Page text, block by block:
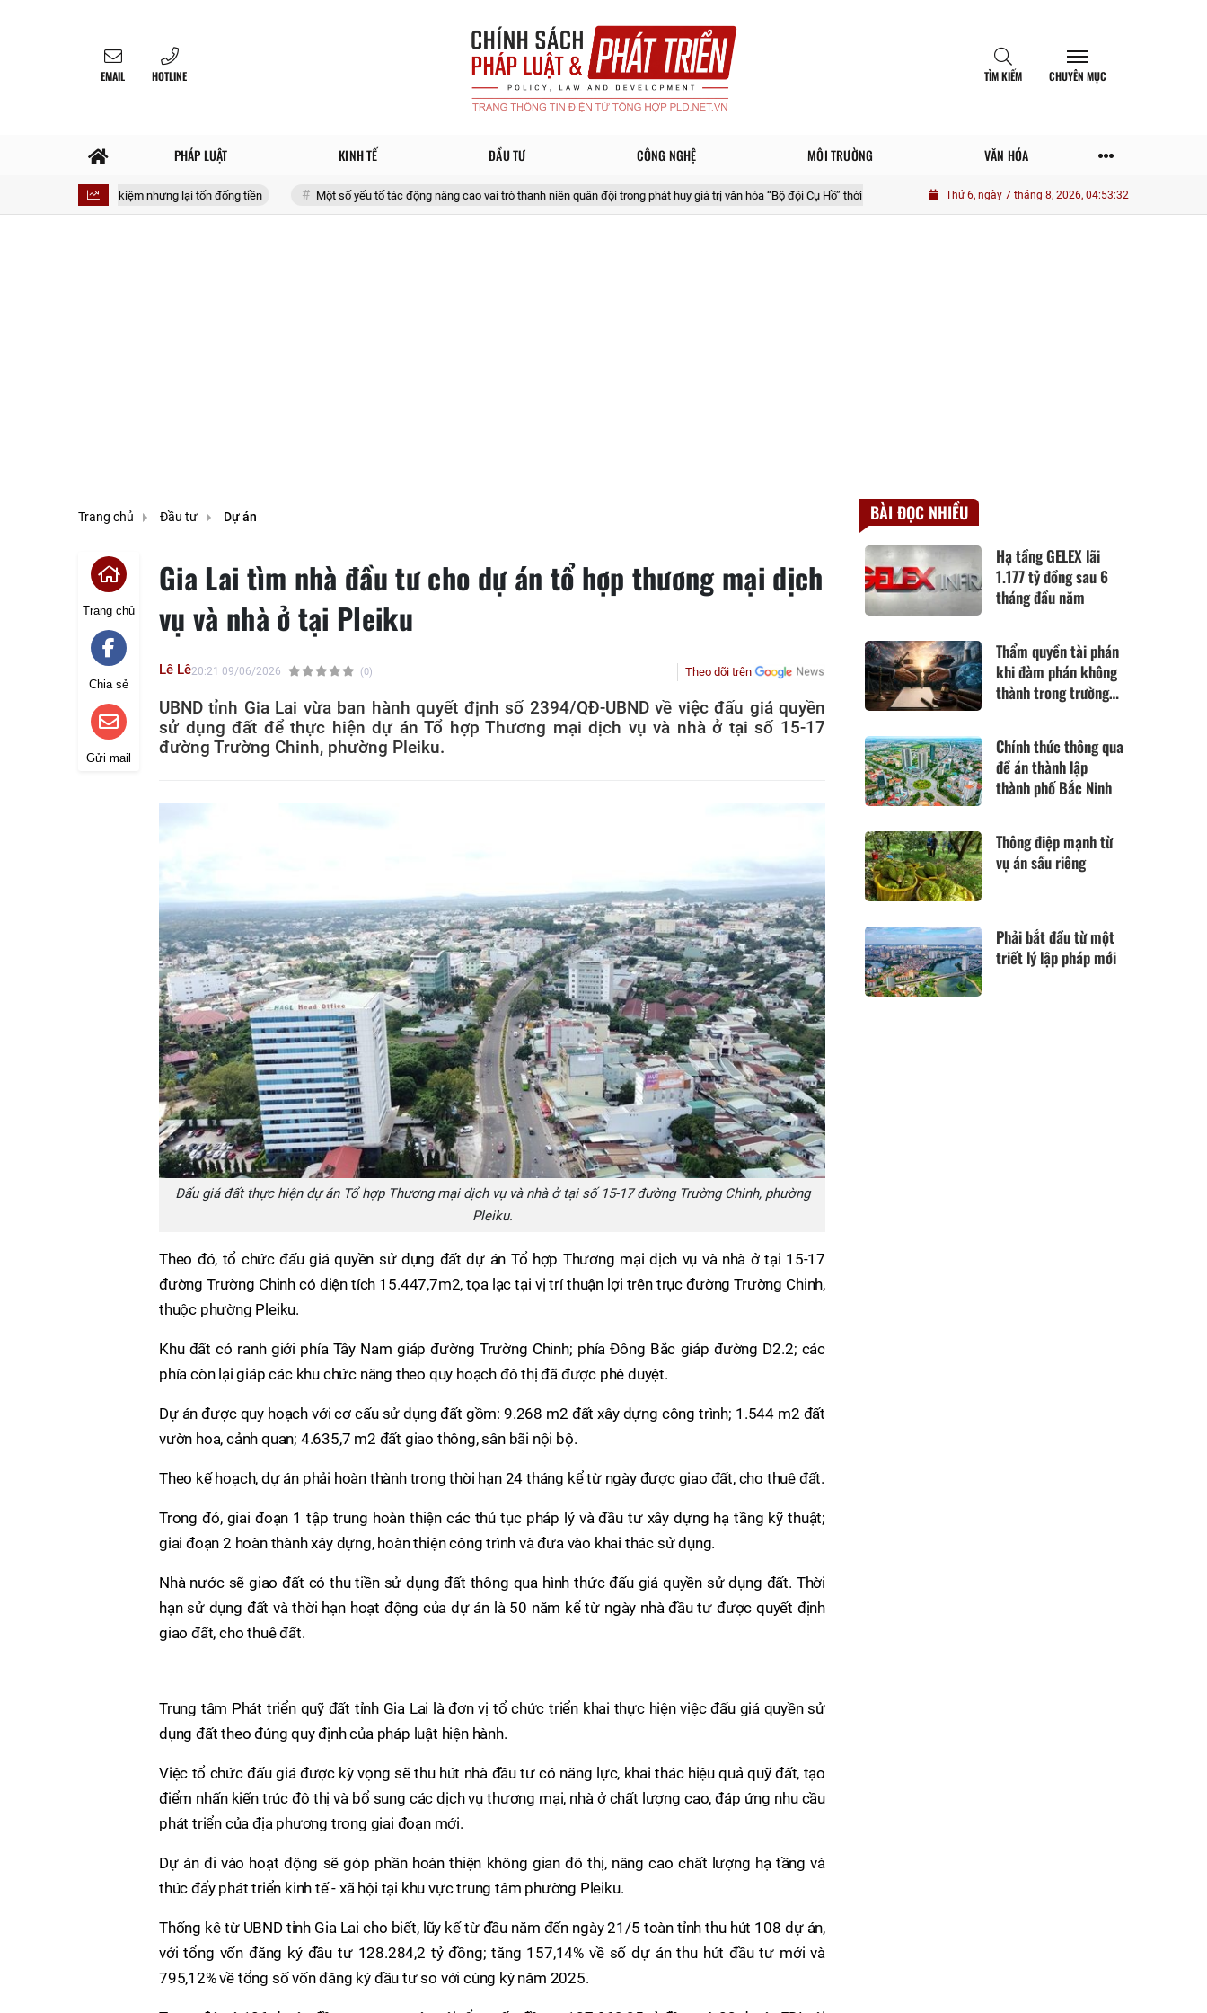
EMAIL HOTLINE TÌM KIẾM CHUYÊN MỤC
PHÁP LUẬT KINH TẾ ĐẦU TƯ CÔNG NGHỆ MÔI TRƯỜNG VĂN HÓA
tưởng tiết kiệm nhưng lại tốn đống tiền Một số yếu tố tác động nâng cao vai trò thanh niên quân đội trong phát huy giá trị văn hóa “Bộ đội Cụ Hồ” thời kỳ mới Hé lộ trung tâm động lực trong điều chỉnh quy hoạch Nghệ An
Thứ 6, ngày 7 tháng 8, 2026, 04:53:34
Trang chủ Đầu tư Dự án
Trang chủ
Chia sẻ
Gửi mail
Gia Lai tìm nhà đầu tư cho dự án tổ hợp thương mại dịch
vụ và nhà ở tại Pleiku
Lê Lê20:21 09/06/2026 (0) Theo dõi trên
UBND tỉnh Gia Lai vừa ban hành quyết định số 2394/QĐ-UBND về việc đấu giá quyền
sử dụng đất để thực hiện dự án Tổ hợp Thương mại dịch vụ và nhà ở tại số 15-17
đường Trường Chinh, phường Pleiku.
Đấu giá đất thực hiện dự án Tổ hợp Thương mại dịch vụ và nhà ở tại số 15-17 đường Trường Chinh, phường
Pleiku.
Theo đó, tổ chức đấu giá quyền sử dụng đất dự án Tổ hợp Thương mại dịch vụ và nhà ở tại 15-17
đường Trường Chinh có diện tích 15.447,7m2, tọa lạc tại vị trí thuận lợi trên trục đường Trường Chinh,
thuộc phường Pleiku.
Khu đất có ranh giới phía Tây Nam giáp đường Trường Chinh; phía Đông Bắc giáp đường D2.2; các
phía còn lại giáp các khu chức năng theo quy hoạch đô thị đã được phê duyệt.
Dự án được quy hoạch với cơ cấu sử dụng đất gồm: 9.268 m2 đất xây dựng công trình; 1.544 m2 đất
vườn hoa, cảnh quan; 4.635,7 m2 đất giao thông, sân bãi nội bộ.
Theo kế hoạch, dự án phải hoàn thành trong thời hạn 24 tháng kể từ ngày được giao đất, cho thuê đất.
Trong đó, giai đoạn 1 tập trung hoàn thiện các thủ tục pháp lý và đầu tư xây dựng hạ tầng kỹ thuật;
giai đoạn 2 hoàn thành xây dựng, hoàn thiện công trình và đưa vào khai thác sử dụng.
Nhà nước sẽ giao đất có thu tiền sử dụng đất thông qua hình thức đấu giá quyền sử dụng đất. Thời
hạn sử dụng đất và thời hạn hoạt động của dự án là 50 năm kể từ ngày nhà đầu tư được quyết định
giao đất, cho thuê đất.
Trung tâm Phát triển quỹ đất tỉnh Gia Lai là đơn vị tổ chức triển khai thực hiện việc đấu giá quyền sử
dụng đất theo đúng quy định của pháp luật hiện hành.
Việc tổ chức đấu giá được kỳ vọng sẽ thu hút nhà đầu tư có năng lực, khai thác hiệu quả quỹ đất, tạo
điểm nhấn kiến trúc đô thị và bổ sung các dịch vụ thương mại, nhà ở chất lượng cao, đáp ứng nhu cầu
phát triển của địa phương trong giai đoạn mới.
Dự án đi vào hoạt động sẽ góp phần hoàn thiện không gian đô thị, nâng cao chất lượng hạ tầng và
thúc đẩy phát triển kinh tế - xã hội tại khu vực trung tâm phường Pleiku.
Thống kê từ UBND tỉnh Gia Lai cho biết, lũy kế từ đầu năm đến ngày 21/5 toàn tỉnh thu hút 108 dự án,
với tổng vốn đăng ký đầu tư 128.284,2 tỷ đồng; tăng 157,14% về số dự án thu hút đầu tư mới và
795,12% về tổng số vốn đăng ký đầu tư so với cùng kỳ năm 2025.
BÀI ĐỌC NHIỀU
Hạ tầng GELEX lãi
1.177 tỷ đồng sau 6
tháng đầu năm
Thẩm quyền tài phán
khi đàm phán không
thành trong trường
đổi cơ bản theo Điều
420 Bộ luật Dân sự
năm 2015
Chính thức thông qua
đề án thành lập
thành phố Bắc Ninh
Thông điệp mạnh từ
vụ án sầu riêng
Phải bắt đầu từ một
triết lý lập pháp mới